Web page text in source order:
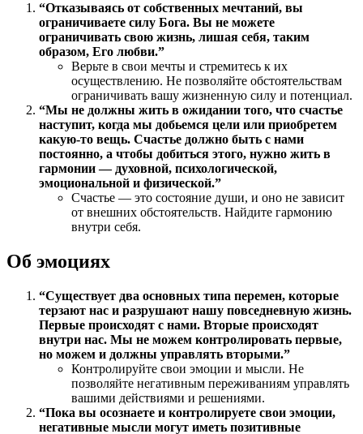
“Отказываясь от собственных мечтаний, вы
ограничиваете силу Бога. Вы не можете
ограничивать свою жизнь, лишая себя, таким
образом, Его любви.”
Верьте в свои мечты и стремитесь к их
осуществлению. Не позволяйте обстоятельствам
ограничивать вашу жизненную силу и потенциал.
“Мы не должны жить в ожидании того, что счастье
наступит, когда мы добьемся цели или приобретем
какую-то вещь. Счастье должно быть с нами
постоянно, а чтобы добиться этого, нужно жить в
гармонии — духовной, психологической,
эмоциональной и физической.”
Счастье — это состояние души, и оно не зависит
от внешних обстоятельств. Найдите гармонию
внутри себя.
Об эмоциях
“Существует два основных типа перемен, которые
терзают нас и разрушают нашу повседневную жизнь.
Первые происходят с нами. Вторые происходят
внутри нас. Мы не можем контролировать первые,
но можем и должны управлять вторыми.”
Контролируйте свои эмоции и мысли. Не
позволяйте негативным переживаниям управлять
вашими действиями и решениями.
“Пока вы осознаете и контролируете свои эмоции,
негативные мысли могут иметь позитивные